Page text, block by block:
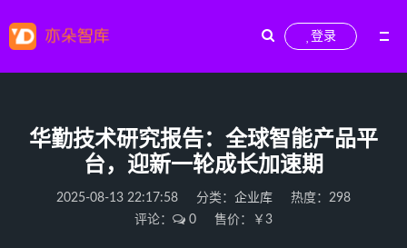
登录
华勤技术研究报告：全球智能产品平
台，迎新一轮成长加速期
2025-08-13 22:17:58 分类： 企业库
热度：298
评论：
0 售价：￥3